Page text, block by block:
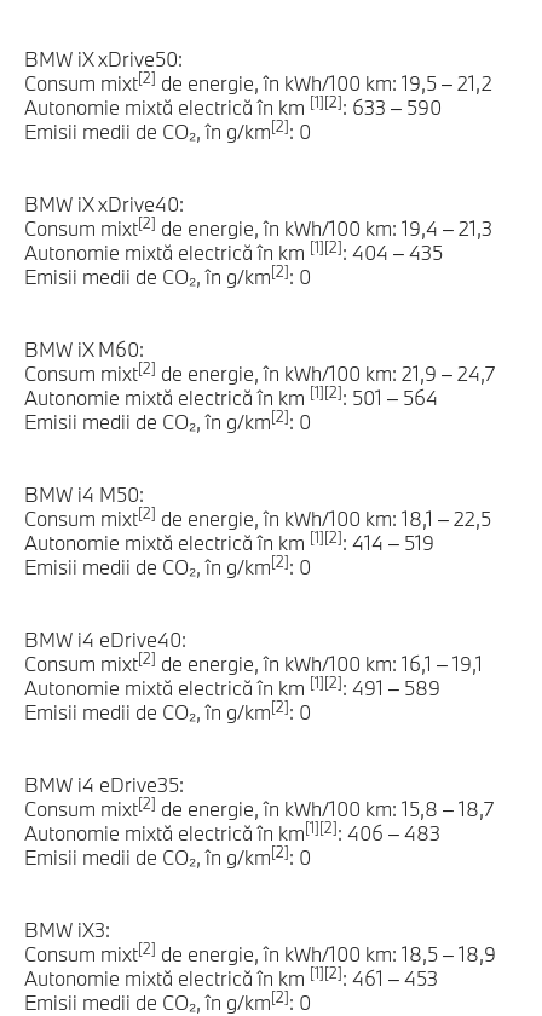
BMW iX xDrive50:
Consum mixt[2] de energie, în kWh/100 km: 19,5 – 21,2
Autonomie mixtă electrică în km [1][2]: 633 – 590
Emisii medii de CO₂, în g/km[2]: 0
BMW iX xDrive40:
Consum mixt[2] de energie, în kWh/100 km: 19,4 – 21,3
Autonomie mixtă electrică în km [1][2]: 404 – 435
Emisii medii de CO₂, în g/km[2]: 0
BMW iX M60:
Consum mixt[2] de energie, în kWh/100 km: 21,9 – 24,7
Autonomie mixtă electrică în km [1][2]: 501 – 564
Emisii medii de CO₂, în g/km[2]: 0
BMW i4 M50:
Consum mixt[2] de energie, în kWh/100 km: 18,1 – 22,5
Autonomie mixtă electrică în km [1][2]: 414 – 519
Emisii medii de CO₂, în g/km[2]: 0
BMW i4 eDrive40:
Consum mixt[2] de energie, în kWh/100 km: 16,1 – 19,1
Autonomie mixtă electrică în km [1][2]: 491 – 589
Emisii medii de CO₂, în g/km[2]: 0
BMW i4 eDrive35:
Consum mixt[2] de energie, în kWh/100 km: 15,8 – 18,7
Autonomie mixtă electrică în km[1][2]: 406 – 483
Emisii medii de CO₂, în g/km[2]: 0
BMW iX3:
Consum mixt[2] de energie, în kWh/100 km: 18,5 – 18,9
Autonomie mixtă electrică în km [1][2]: 461 – 453
Emisii medii de CO₂, în g/km[2]: 0